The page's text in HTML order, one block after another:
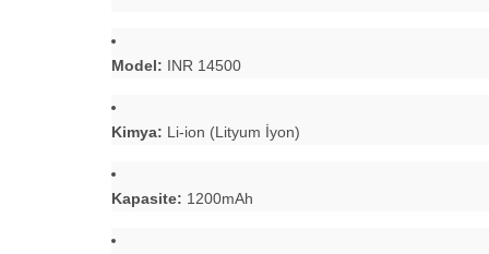
Model: INR 14500
Kimya: Li-ion (Lityum İyon)
Kapasite: 1200mAh